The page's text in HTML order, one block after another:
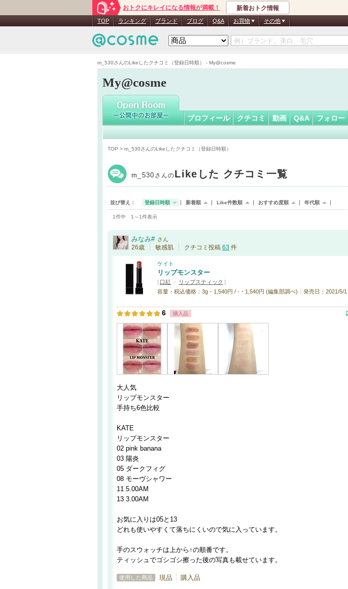
m_530さんのLikeしたクチコミ（登録日時順） - My@cosme
おトクにキレイになる情報が満載！ 新着おトク情報
TOP ランキング ブランド ブログ Q&A お買物 その他
My@cosme
m_530さん
プロフィール クチコミ 動画 Q&A フォロー
TOP > m_530さんのLikeしたクチコミ（登録日時順）
m_530 さんのLikeした クチコミ一覧
並び替え： 登録日時順 新着順 Like件数順 おすすめ度順 年代順
1件中 1～1件表示
みなみ# さん
26歳 敏感肌 クチコミ投稿 63 件
ケイト
リップモンスター
[ 口紅 ・ リップスティック ]
容量・税込価格：3g・1,540円 / -・1,540円 (編集部調べ)
発売日：2021/5/
6 購入品
大人気
リップモンスター
手持ち6色比較
KATE
リップモンスター
02 pink banana
03 陽炎
05 ダークフィグ
08 モーヴシャワー
11 5.00AM
13 3.00AM
お気に入りは05と13
どれも使いやすくて落ちにくいので気に入っています。
手のスウォッチは上から↑の順番です。
ティッシュでゴシゴシ擦った後の写真も載せています。
使用した商品 現品 購入品